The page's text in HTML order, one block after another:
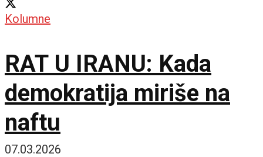
Kolumne
RAT U IRANU: Kada
demokratija miriše na
naftu
07.03.2026